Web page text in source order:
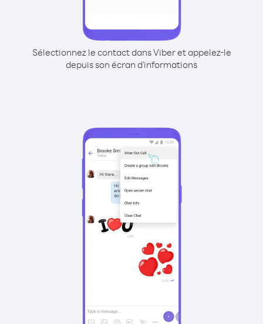
Sélectionnez le contact dans Viber et appelez-le
depuis son écran d'informations